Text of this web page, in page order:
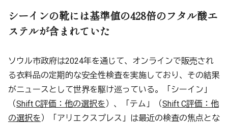
シーインの靴には基準値の428倍のフタル酸エ
ステルが含まれていた
ソウル市政府は2024年を通じて、オンラインで販売され
る衣料品の定期的な安全性検査を実施しており、その結果
がニュースとして世界を駆け巡っている。「シーイン」
（Shift C評価：他の選択を）、「テム」（Shift C評価：他
の選択を）「アリエクスプレス」は最近の検査の焦点とな